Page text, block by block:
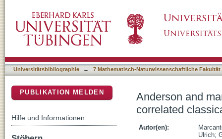
Universitätsbibliographie → 7 Mathematisch-Naturwissenschaftliche Fakultät
Anderson and
correlated
Autor(en):
Ulrich;
PUBLIKATION MELDEN
Hilfe und Informationen